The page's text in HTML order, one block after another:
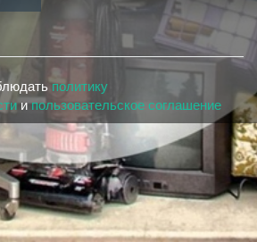
политику
ипользовательское соглашение